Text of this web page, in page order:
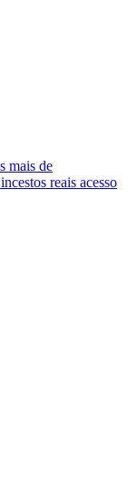
mais de
reais acesso